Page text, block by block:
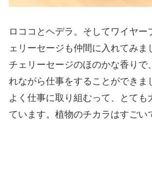
ロココとヘデラ。そしてワイヤー
ェリーセージも仲間に入れてみま
チェリーセージのほのかな香りで
れながら仕事をすることができま
よく仕事に取り組むって、とても
ています。植物のチカラはすごい